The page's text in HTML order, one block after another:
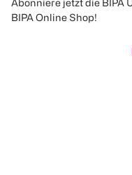
Abonniere jetzt die BIPA
BIPA Online Shop!